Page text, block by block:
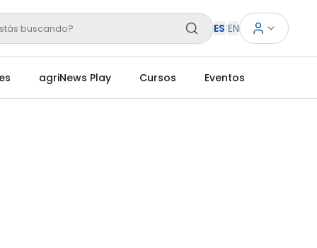
buscando? ES|EN
agriNews Play Cursos Eventos